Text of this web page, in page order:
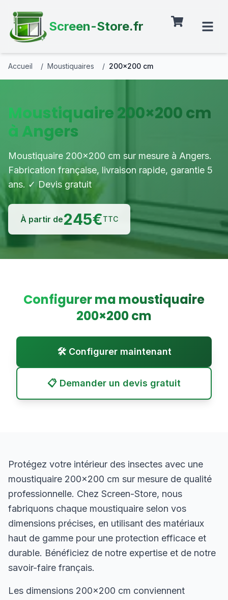
Screen-Store.fr
Accueil / Moustiquaires / 200×200 cm
Moustiquaire 200×200 cm
à Angers
Moustiquaire 200×200 cm sur mesure à Angers.
Fabrication française, livraison rapide, garantie 5
ans. ✓ Devis gratuit
À partir de245€TTC
Configurer ma moustiquaire
200×200cm
🛠️ Configurer maintenant
📋 Demander un devis gratuit
Protégez votre intérieur des insectes avec une
moustiquaire 200×200 cm sur mesure de qualité
professionnelle. Chez Screen-Store, nous
fabriquons chaque moustiquaire selon vos
dimensions précises, en utilisant des matériaux
haut de gamme pour une protection efficace et
durable. Bénéficiez de notre expertise et de notre
savoir-faire français.
Les dimensions 200×200 cm conviennent